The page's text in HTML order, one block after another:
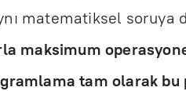
matematiksel soruya
maksimum
tam olarak